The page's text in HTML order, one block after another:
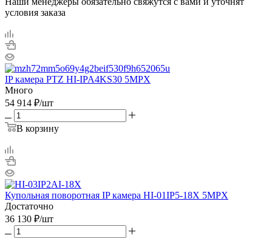
условия заказа
IP камера PTZ HI-IPA4KS30 5MPX
Много
54 914 ₽/шт
В корзину
Купольная поворотная IP камера HI-01IP5-18X 5MPX
Достаточно
36 130 ₽/шт